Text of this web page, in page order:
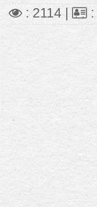
: 2114 | :